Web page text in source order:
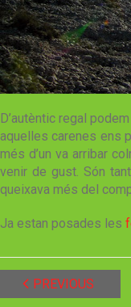
D’autèntic regal
aquelles carenes ens
més d’un va arribar
venir de gust. Són
queixava més del
Ja estan posades les
PREVIOUS